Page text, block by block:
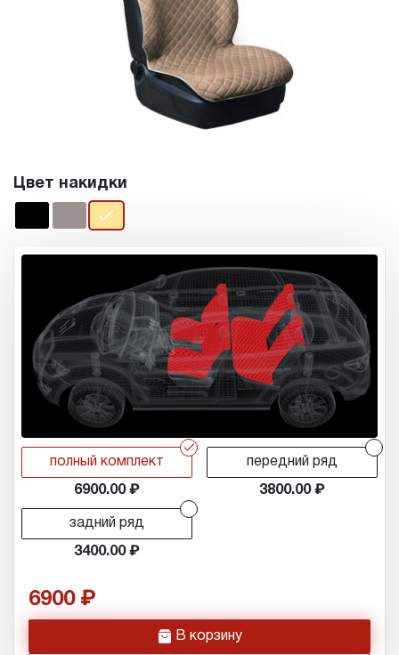
Цвет накидки
r
полный комплект
6900.00
передний ряд
3800.00
задний ряд
3400.00
6900
h В корзину